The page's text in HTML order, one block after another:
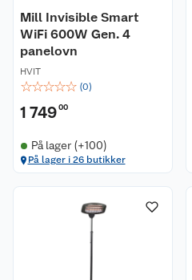
Mill Invisible Smart
WiFi 600W Gen. 4
panelovn
HVIT
☆☆☆☆☆ (0)
1 74900
På lager (+100)
På lager i 26 butikker